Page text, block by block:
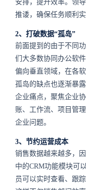
安排，提升效率。领
推诿，确保任务顺利实
2、打破数据“孤岛”
前面提到的由于不同
们大多数协同办公软
偏向垂直领域，在各
孤岛的缺点也逐渐暴
企业痛点，聚焦企业
账、工作流、项目管
企业问题。
3、节约运营成本
销售数据越来越多，
中的CRM功能模块可
员可以实时查看、跟